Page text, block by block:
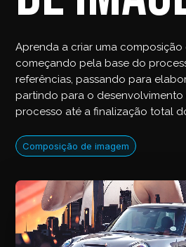
Aprenda a criar uma composição
começando pela base do
referências, passando para
partindo para o
processo até a finalização total
Composição de imagem